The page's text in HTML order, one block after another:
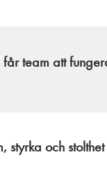
team att
styrka och stolthet